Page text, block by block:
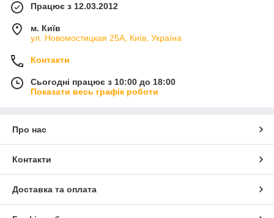
Працює з 12.03.2012
м. Київ
ул. Новомостицкая 25А, Київ, Україна
Контакти
Сьогодні працює з 10:00 до 18:00
Показати весь графік роботи
Про нас
Контакти
Доставка та оплата